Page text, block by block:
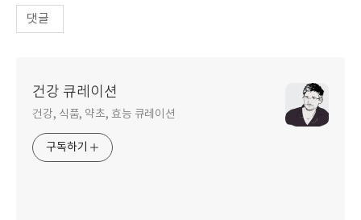
댓글
건강 큐레이션
건강, 식품, 약초, 효능 큐레이션
구독하기